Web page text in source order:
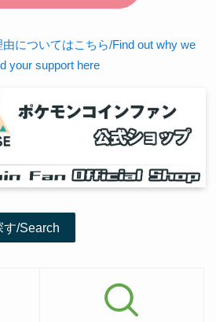
についてはこちら/Find out why we
your support here
す/Search